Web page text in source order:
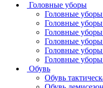
Головные уборы
Головные
Головные
Головные
Головные
Головные
Головные
Обувь
Обувь